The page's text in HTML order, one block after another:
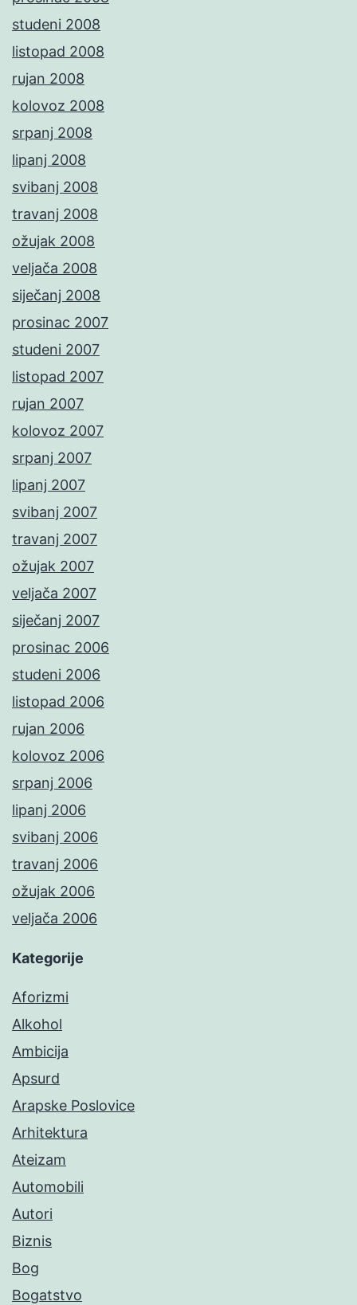
studeni 2008
listopad 2008
rujan 2008
kolovoz 2008
srpanj 2008
lipanj 2008
svibanj 2008
travanj 2008
ožujak 2008
veljača 2008
siječanj 2008
prosinac 2007
studeni 2007
listopad 2007
rujan 2007
kolovoz 2007
srpanj 2007
lipanj 2007
svibanj 2007
travanj 2007
ožujak 2007
veljača 2007
siječanj 2007
prosinac 2006
studeni 2006
listopad 2006
rujan 2006
kolovoz 2006
srpanj 2006
lipanj 2006
svibanj 2006
travanj 2006
ožujak 2006
veljača 2006
Kategorije
Aforizmi
Alkohol
Ambicija
Apsurd
Arapske Poslovice
Arhitektura
Ateizam
Automobili
Autori
Biznis
Bog
Bogatstvo